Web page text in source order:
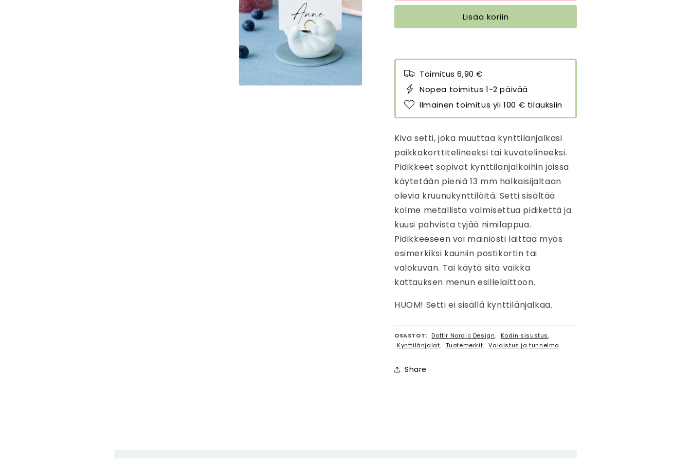
kynttilänjalkoihin
määrää
kynttilänjalkoihin
määrää
Lisää koriin
Toimitus 6,90 €
Nopea toimitus 1-2 päivää
Ilmainen toimitus yli 100 € tilauksiin
Kiva setti, joka muuttaa kynttilänjalkasi
paikkakorttitelineeksi tai kuvatelineeksi.
Pidikkeet sopivat kynttilänjalkoihin joissa
käytetään pieniä 13 mm halkaisijaltaan
olevia kruunukynttilöitä. Setti sisältää
kolme metallista valmisettua pidikettä ja
kuusi pahvista tyjää nimilappua.
Pidikkeeseen voi mainiosti laittaa myös
esimerkiksi kauniin postikortin tai
valokuvan. Tai käytä sitä vaikka
kattauksen menun esillelaittoon.
HUOM! Setti ei sisällä kynttilänjalkaa.
OSASTOT: Dottir Nordic Design, Kodin sisustus,
Kynttilänjalat, Tuotemerkit, Valaistus ja tunnelma
Share